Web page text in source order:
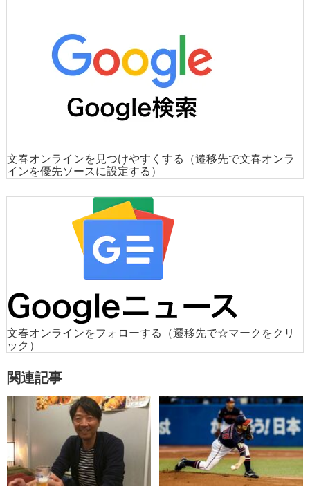
文春オンラインを見つけやすくする
（遷移先で文春オンラ
インを優先ソースに設定する）
文春オンラインをフォローする
（遷移先で☆マークをクリ
ック）
関連記事